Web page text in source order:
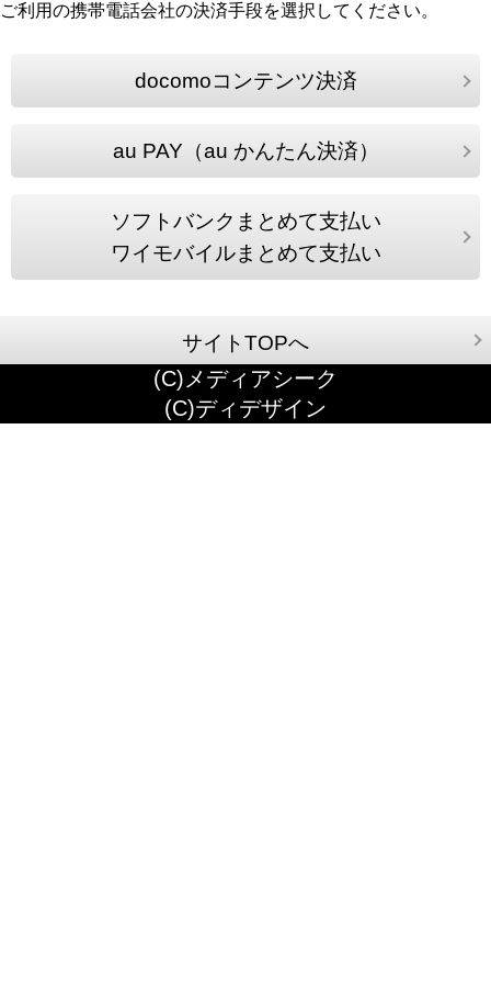
ご利用の携帯電話会社の決済手段を選択してください。
docomoコンテンツ決済
au PAY（au かんたん決済）
ソフトバンクまとめて支払い
ワイモバイルまとめて支払い
サイトTOPへ
(C)メディアシーク
(C)ディデザイン